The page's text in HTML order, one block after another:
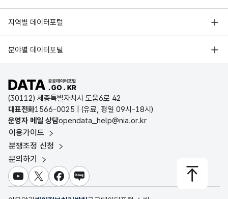
한국지능정보사회진흥원
국가정보자원관리원
지역별 데이터포털
서울 열린데이터광장
경기데이터드림
D-데이터허브
인천데이터포털
울산광역시 데이터포털
전남광주통합특별시 빅데이터 플랫폼
대전광역시 데이터포털
세종특별자치시 데이터포털
충청북도 데이터허브
분야별 데이터포털
기상자료개방포털
국토교통부 공간정보오픈플랫폼
환경부 환경데이터포털
문화데이터광장
농림축산식품 공공데이터포털
보건의료빅데이터개방시스템
식품의약품안전처 데이터포털
교육통계서비스
공공데이터포털 바로가기
(30112) 세종특별자치시 도움6로 42
대표전화1566-0025 | (유료, 평일 09시-18시)
운영자 메일 상담opendata_help@nia.or.kr
이용가이드
분쟁조정 신청
문의하기
유튜브X 페이스북
블로그